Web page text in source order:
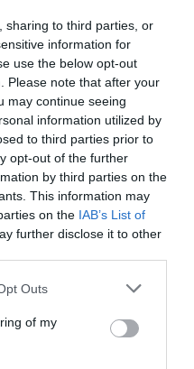
sharing to third parties, or
information for
use the below opt-out
Please note that after your
may continue seeing
information utilized by
to third parties prior to
opt-out of the further
by third parties on the
This information may
on the IAB’s List of
further disclose it to other
Outs
of my
de regresso ao
duas semanas
e jovens nascidos
de 28 de julho a 1 de
como ponto de
Álvares Cabral.
18 de julho e destinam-se
A inscrição é
limitada a 40
a entrega de todos os
de 15€ por semana
poderão
praias fluviais, passeios
decorre entre as 9h00 e